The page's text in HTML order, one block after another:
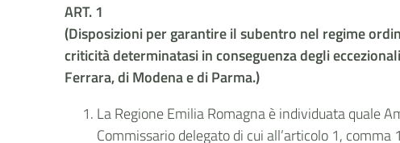
ART. 1
(Disposizioni per garantire il subentro nel regime
criticità determinatasi in conseguenza degli
Ferrara, di Modena e di Parma.)
La Regione Emilia Romagna è individuata quale
Commissario delegato di cui all’articolo 1,